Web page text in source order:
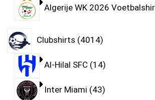
Algerije WK 2026
Clubshirts 4014
Al-Hilal SFC 14
Inter Miami 43